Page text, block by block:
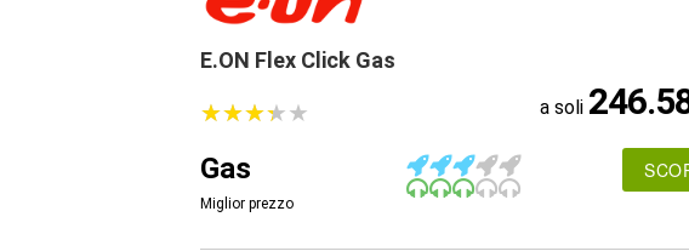
E.ON Flex Click Gas
★★★★★
★★★★★ a soli
Gas
Miglior prezzo